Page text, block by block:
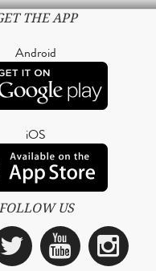
THE APP
Android
iOS
US
Twitter